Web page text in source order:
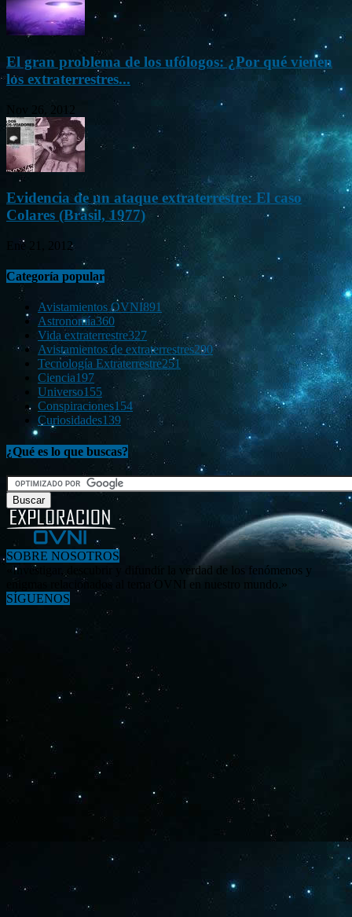
El gran problema de los ufólogos: ¿Por qué vienen
los extraterrestres...
Evidencia de un ataque extraterrestre: El caso
Colares (Brasil, 1977)
Ene 21, 2012
Categoría popular
Avistamientos OVNI891
Astronomía360
Vida extraterrestre327
Avistamientos de extraterrestres290
Tecnología Extraterrestre251
Ciencia197
Universo155
Conspiraciones154
Curiosidades139
¿Qué es lo que buscas?
SOBRE NOSOTROS
«Investigar, descubrir y difundir la verdad de los fenómenos y
enigmas relacionados al tema OVNI en nuestro mundo.»
SÍGUENOS